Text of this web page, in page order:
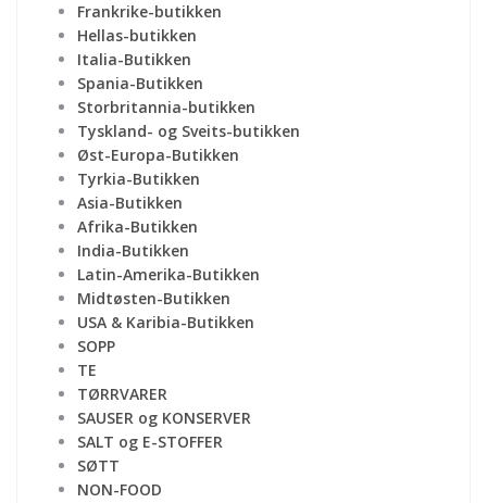
Frankrike-butikken
Hellas-butikken
Italia-Butikken
Spania-Butikken
Storbritannia-butikken
Tyskland- og Sveits-butikken
Øst-Europa-Butikken
Tyrkia-Butikken
Asia-Butikken
Afrika-Butikken
India-Butikken
Latin-Amerika-Butikken
Midtøsten-Butikken
USA & Karibia-Butikken
SOPP
TE
TØRRVARER
SAUSER og KONSERVER
SALT og E-STOFFER
SØTT
NON-FOOD